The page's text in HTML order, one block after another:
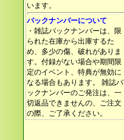
います。
バックナンバーについて
・雑誌バックナンバーは、限
られた在庫から出庫するた
め、多少の傷、破れがありま
す。付録がない場合や期間限
定のイベント、特典が無効に
なる場合もあります。 雑誌バ
ックナンバーのご発注は、一
切返品できませんの、ご注文
の際、ご了承ください。